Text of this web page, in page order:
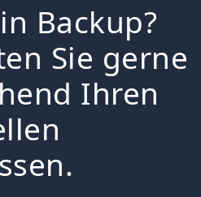
Backup?
Sie gerne
Ihren